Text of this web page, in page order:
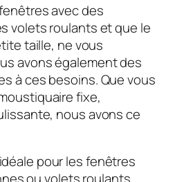
avec des
volets roulants et que le
taille, ne vous
avons également des
à ces besoins. Que vous
fixe,
nous avons ce
idéale pour les fenêtres